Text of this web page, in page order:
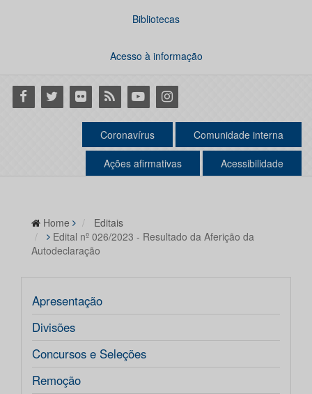
Bibliotecas
Acesso à informação
Facebook
Twitter Flickr RSS YoutubeInstagram
Coronavírus Comunidade interna
Ações afirmativas Acessibilidade
Home
Editais
Edital nº 026/2023 - Resultado da Aferição da
Autodeclaração
Apresentação
Divisões
Concursos e Seleções
Remoção